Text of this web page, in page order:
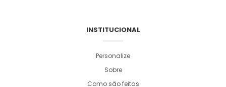
INSTITUCIONAL
Personalize
Sobre
Como são feitas